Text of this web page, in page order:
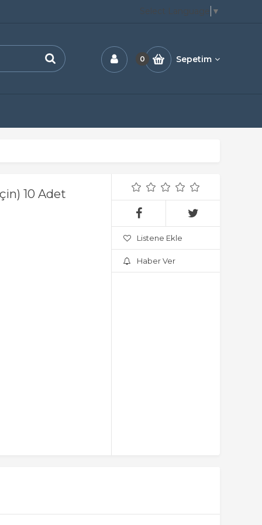
Select Language ▼
0 Sepetim
10 Adet
Listene Ekle
Haber Ver